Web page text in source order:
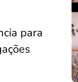
para